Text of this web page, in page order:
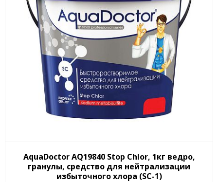
AquaDoctor AQ19840 Stop Chlor, 1кг ведро,
гранулы, средство для нейтрализации
избыточного хлора (SC-1)